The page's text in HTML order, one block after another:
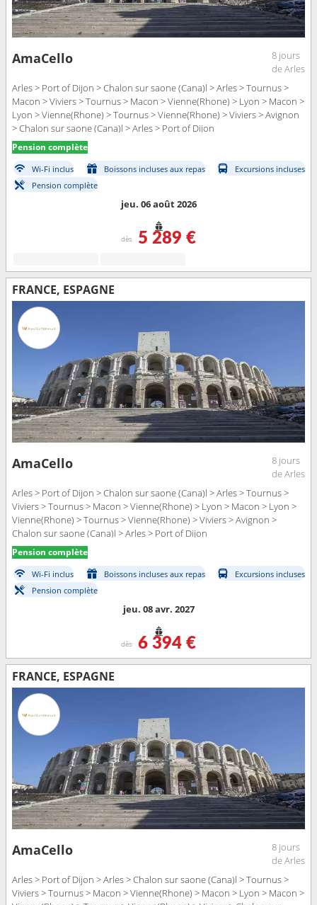
AmaCello
8 jours
de Arles
Arles > Port of Dijon > Chalon sur saone (Cana)l > Arles > Tournus >
Macon > Viviers > Tournus > Macon > Vienne(Rhone) > Lyon > Macon >
Lyon > Vienne(Rhone) > Tournus > Vienne(Rhone) > Viviers > Avignon
> Chalon sur saone (Cana)l > Arles > Port of Dijon
Pension complète
Wi-Fi inclus Boissons incluses aux repas
Excursions incluses
Pension complète
jeu. 06 août 2026
dès 5 289 €
FRANCE, ESPAGNE
AmaCello
8 jours
de Arles
Arles > Port of Dijon > Chalon sur saone (Cana)l > Arles > Tournus >
Viviers > Tournus > Macon > Vienne(Rhone) > Lyon > Macon > Lyon >
Vienne(Rhone) > Tournus > Vienne(Rhone) > Viviers > Avignon >
Chalon sur saone (Cana)l > Arles > Port of Dijon
Pension complète
Wi-Fi inclus Boissons incluses aux repas
Excursions incluses
Pension complète
jeu. 08 avr. 2027
dès 6 394 €
FRANCE, ESPAGNE
AmaCello
8 jours
de Arles
Arles > Port of Dijon > Arles > Chalon sur saone (Cana)l > Tournus >
Viviers > Tournus > Macon > Vienne(Rhone) > Macon > Lyon > Macon >